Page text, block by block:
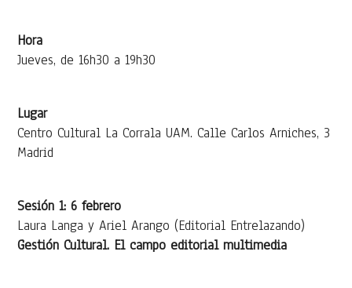
Hora
Jueves, de 16h30 a 19h30
Lugar
Centro Cultural La Corrala UAM. Calle Carlos Arniches, 3
Madrid
Sesión 1: 6 febrero
Laura Langa y Ariel Arango (Editorial Entrelazando)
Gestión Cultural. El campo editorial multimedia